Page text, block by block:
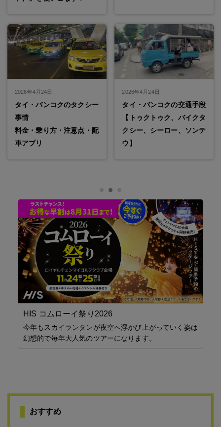
2026年4月24日
タイ・バンコクのタクシー
事情
料金・乗り方・注意点・配
車アプリ
2026年4月24日
タイ・バンコクの交通手段
【トゥクトゥク、バイクタ
クシー、シーロー、ソンテ
ウ】
HIS コムローイ祭り2026
今年もスカイランタンが夜空へ浮かび上がっていく姿は
幻想的で毎年大人気のツアーになります。
おすすめ